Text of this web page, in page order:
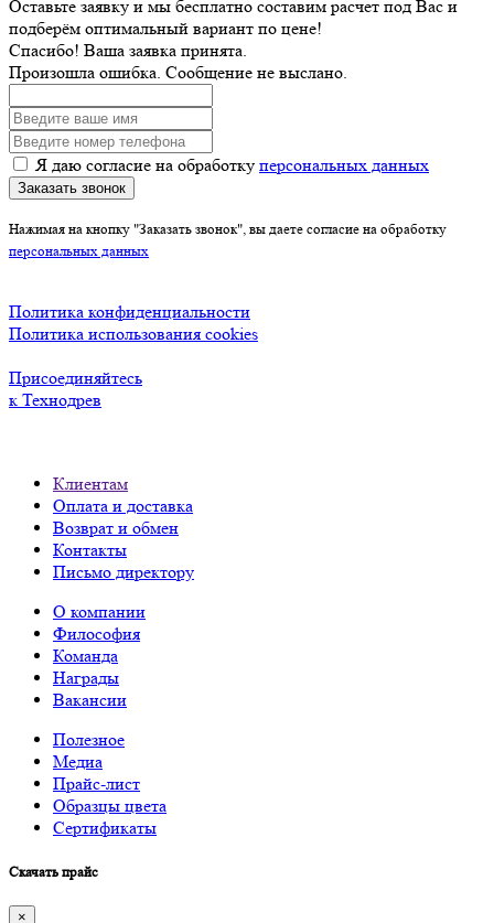
Оставьте заявку и мы бесплатно составим расчет под Вас и
подберём оптимальный вариант по цене!
Спасибо! Ваша заявка принята.
Произошла ошибка. Сообщение не выслано.
Я даю согласие на обработку персональных данных
Заказать звонок
Нажимая на кнопку "Заказать звонок", вы даете согласие на обработку
персональных данных
Политика конфиденциальности
Политика использования cookies
Присоединяйтесь
к Технодрев
Клиентам
Оплата и доставка
Возврат и обмен
Контакты
Письмо директору
О компании
Философия
Команда
Награды
Вакансии
Полезное
Медиа
Прайс-лист
Образцы цвета
Сертификаты
Скачать прайс
×